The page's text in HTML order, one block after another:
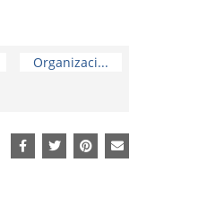
Organizaci...